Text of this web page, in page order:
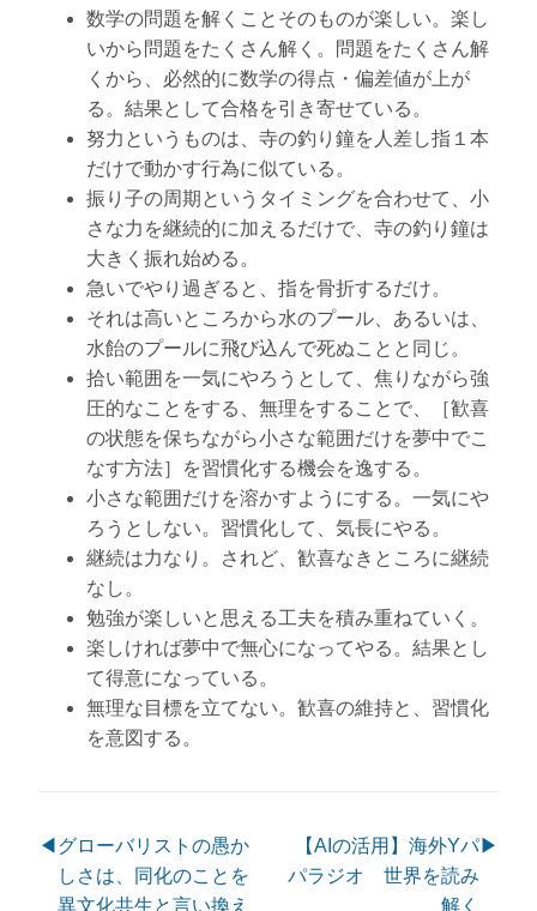
数学の問題を解くことそのものが楽しい。楽し
いから問題をたくさん解く。問題をたくさん解
くから、必然的に数学の得点・偏差値が上が
る。結果として合格を引き寄せている。
努力というものは、寺の釣り鐘を人差し指１本
だけで動かす行為に似ている。
振り子の周期というタイミングを合わせて、小
さな力を継続的に加えるだけで、寺の釣り鐘は
大きく振れ始める。
急いでやり過ぎると、指を骨折するだけ。
それは高いところから水のプール、あるいは、
水飴のプールに飛び込んで死ぬことと同じ。
拾い範囲を一気にやろうとして、焦りながら強
圧的なことをする、無理をすることで、［歓喜
の状態を保ちながら小さな範囲だけを夢中でこ
なす方法］を習慣化する機会を逸する。
小さな範囲だけを溶かすようにする。一気にや
ろうとしない。習慣化して、気長にやる。
継続は力なり。されど、歓喜なきところに継続
なし。
勉強が楽しいと思える工夫を積み重ねていく。
楽しければ夢中で無心になってやる。結果とし
て得意になっている。
無理な目標を立てない。歓喜の維持と、習慣化
を意図する。
◀ グローバリストの愚か
しさは、同化のことを
異文化共生と言い換え
【AIの活用】海外Yパ
パラジオ 世界を読み
解く
▶